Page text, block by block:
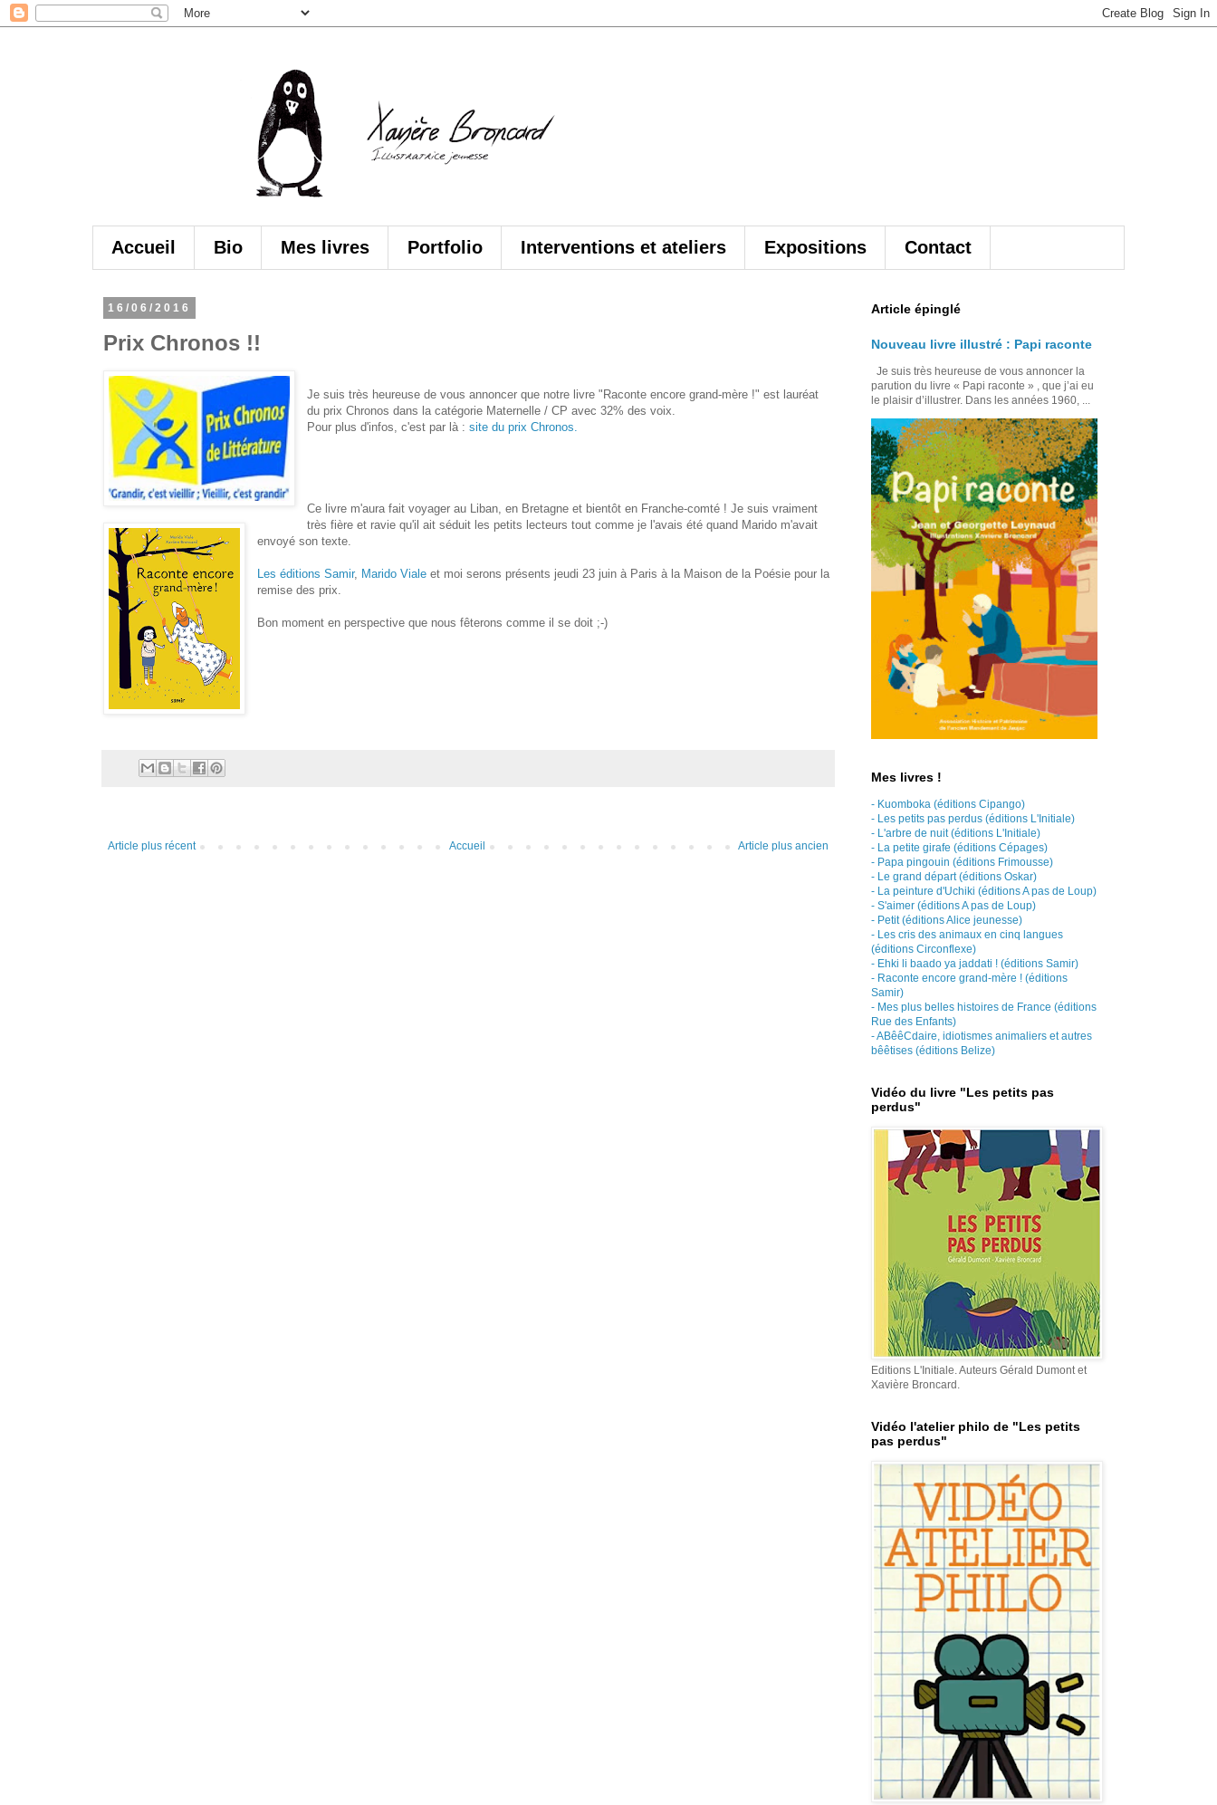
Accueil Bio Mes livres Portfolio Interventions et ateliers Expositions Contact
16/06/2016
Prix Chronos !!
Je suis très heureuse de vous annoncer que notre livre "Raconte encore grand-mère !" est lauréat
du prix Chronos dans la catégorie Maternelle / CP avec 32% des voix.
Pour plus d'infos, c'est par là :site du prix Chronos.
Ce livre m'aura fait voyager au Liban, en Bretagne et bientôt en Franche-comté ! Je suis vraiment
très fière et ravie qu'il ait séduit les petits lecteurs tout comme je l'avais été quand Marido m'avait
envoyé son texte.
Les éditions Samir, Marido Viale et moi serons présents jeudi 23 juin à Paris à la Maison de la Poésie pour la
remise des prix.
Bon moment en perspective que nous fêterons comme il se doit ;-)
Article plus récent Article plus ancien
Accueil
Article épinglé
Nouveau livre illustré : Papi raconte
Je suis très heureuse de vous annoncer la
parution du livre « Papi raconte » , que j’ai eu
le plaisir d’illustrer. Dans les années 1960, ...
Mes livres !
- Kuomboka (éditions Cipango)
- Les petits pas perdus (éditions L'Initiale)
- L'arbre de nuit (éditions L'Initiale)
- La petite girafe (éditions Cépages)
- Papa pingouin (éditions Frimousse)
- Le grand départ (éditions Oskar)
- La peinture d'Uchiki (éditions A pas de Loup)
- S'aimer (éditions A pas de Loup)
- Petit (éditions Alice jeunesse)
- Les cris des animaux en cinq langues
(éditions Circonflexe)
- Ehki li baado ya jaddati ! (éditions Samir)
- Raconte encore grand-mère ! (éditions
Samir)
- Mes plus belles histoires de France (éditions
Rue des Enfants)
- ABêêCdaire, idiotismes animaliers et autres
bêêtises (éditions Belize)
Vidéo du livre "Les petits pas
perdus"
Editions L'Initiale. Auteurs Gérald Dumont et
Xavière Broncard.
Vidéo l'atelier philo de "Les petits
pas perdus"